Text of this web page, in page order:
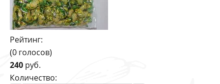
Рейтинг:
(0 голосов)
240 руб.
Количество: